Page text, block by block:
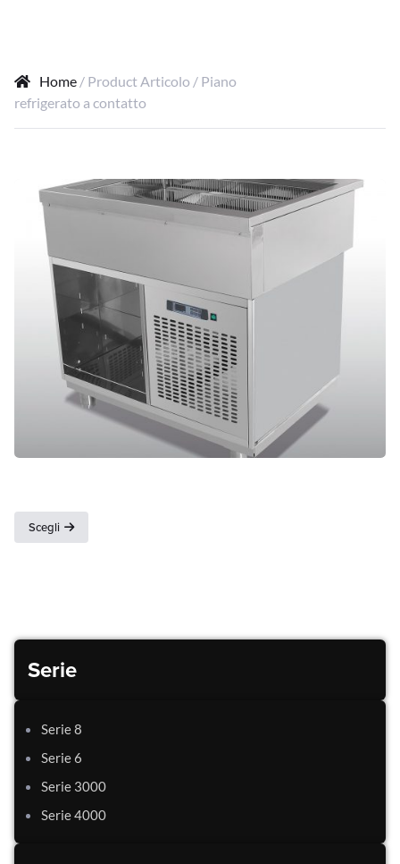
Home / Product Articolo / Piano
refrigerato a contatto
Scegli
Serie
Serie 8
Serie 6
Serie 3000
Serie 4000